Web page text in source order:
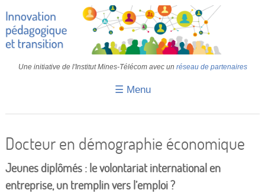
Une initiative de l'Institut Mines-Télécom avec un réseau de partenaires
☰ Menu
Retours d’expériences
Transition
Docteur en démographie économique
Jeunes diplômés : le volontariat international en
entreprise, un tremplin vers l’emploi ?